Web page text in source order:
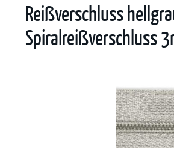
Reißverschluss
Spiralreißverschluss